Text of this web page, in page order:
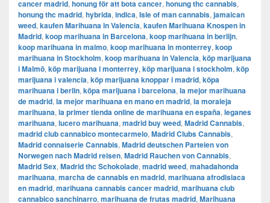
cancer madrid, honung för att bota cancer, honung thc cannabis,
honung thc madrid, hybrida, indica, Isle of man cannabis, jamaican
weed, kaufen Marihuana in Valencia, kaufen Marihuana Knospen in
Madrid, koop marihuana in Barcelona, koop marihuana in berlijn,
koop marihuana in malmo, koop marihuana in monterrey, koop
marihuana in Stockholm, ​​koop marihuana in Valencia, köp marijuana
i Malmö, köp marijuana i monterrey, köp marijuana i stockholm, ​​köp
marijuana i valencia, köp marijuana knoppar i madrid, köpa
marihuana i berlin, köpa marijuana i barcelona, la mejor marihuana
de madrid, la mejor marihuana en mano en madrid, la moraleja
marihuana, la primer tienda online de marihuana en españa, leganes
marihuana, lucero marihuana, madrid buy weed, Madrid Cannabis,
madrid club cannabico montecarmelo, Madrid Clubs Cannabis,
Madrid connaiserie Cannabis, Madrid deutschen Parteien von
Norwegen nach Madrid reisen, Madrid Rauchen von Cannabis,
Madrid Sex, Madrid thc Schokolade, madrid weed, mahadahonda
marihuana, marcha de cannabis en madrid, marihuana afrodisiaca
en madrid, marihuana cannabis cancer madrid, marihuana club
cannabico sanchinarro, marihuana de frutas madrid, Marihuana